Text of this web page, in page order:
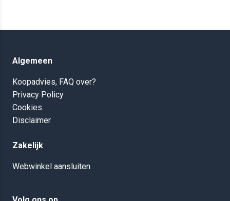
Algemeen
Koopadvies, FAQ over?
Privacy Policy
Cookies
Disclaimer
Zakelijk
Webwinkel aansluiten